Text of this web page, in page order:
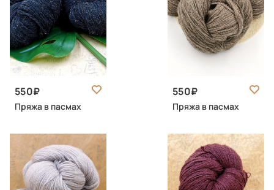
550
Пряжа в пасмах
550
Пряжа в пасмах